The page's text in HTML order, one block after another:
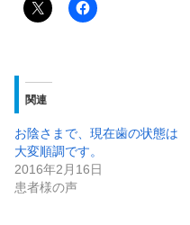
関連
お陰さまで、現在歯の状態は
大変順調です。
2016年2月16日
患者様の声